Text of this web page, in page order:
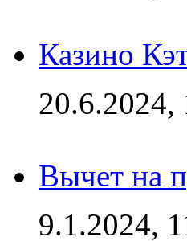
Казино
20.6.2024,
Вычет на
9.1.2024,